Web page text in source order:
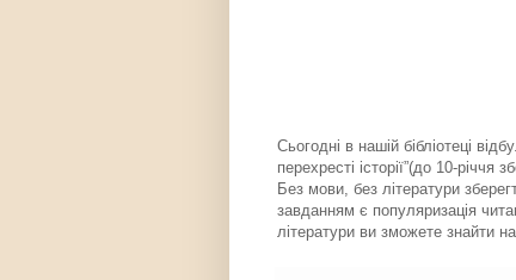
Сьогодні в нашій бібліотеці
перехресті історії”(до 10-річчя
Без мови, без літератури
завданням є популяризація
літератури ви зможете знайти